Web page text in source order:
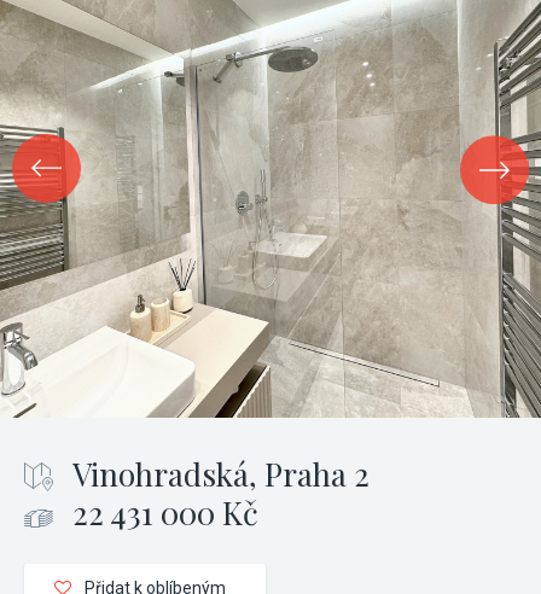
Vinohradská, Praha 2
22 431 000 Kč
Přidat k oblíbeným